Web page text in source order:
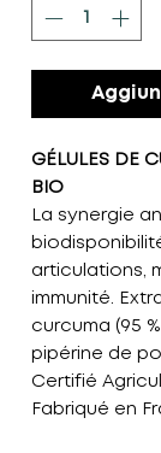
GÉLULES DE
BIO
La synergie
articulations,
immunité.
curcuma (95
pipérine de
Certifié
Fabriqué en